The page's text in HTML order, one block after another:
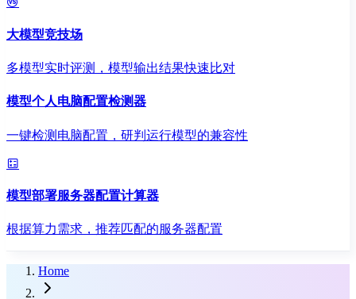
大模型竞技场
多模型实时评测，模型输出结果快速比对
模型个人电脑配置检测器
一键检测电脑配置，研判运行模型的兼容性
模型部署服务器配置计算器
根据算力需求，推荐匹配的服务器配置
Home